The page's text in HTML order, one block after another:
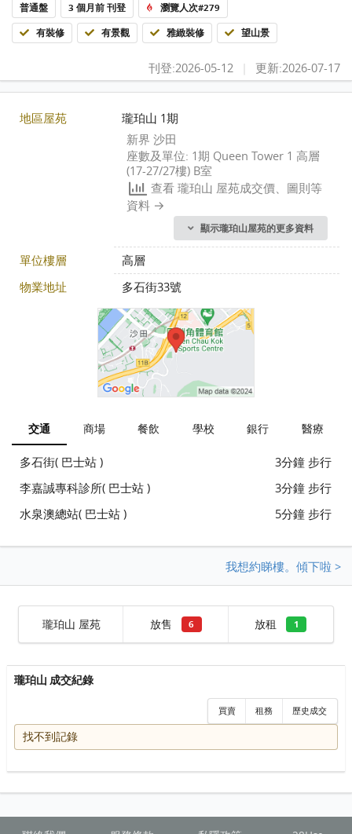
普通盤
3 個月前 刊登
瀏覽人次#279
有裝修
有景觀 雅緻裝修 望山景
刊登:2026-05-12 更新:2026-07-17
地區屋苑
瓏珀山 1期
新界 沙田
座數及單位: 1期 Queen Tower 1 高層
(17-27/27樓) B室
查看 瓏珀山 屋苑成交價、圖則等
資料
顯示瓏珀山屋苑的更多資料
單位樓層
高層
物業地址
多石街33號
交通 商場 餐飲 學校 銀行 醫療
多石街( 巴士站 )
3分鐘 步行
李嘉誠專科診所( 巴士站 )
3分鐘 步行
水泉澳總站( 巴士站 )
5分鐘 步行
我想約睇樓。傾下啦 >
瓏珀山 屋苑 放售 6 放租 1
瓏珀山 成交紀錄
買賣 租務 歷史成交
找不到記錄